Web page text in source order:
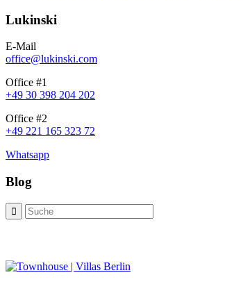
Lukinski
E-Mail
office@lukinski.com
Office #1
+49 30 398 204 202
Office #2
+49 221 165 323 72
Whatsapp
Blog